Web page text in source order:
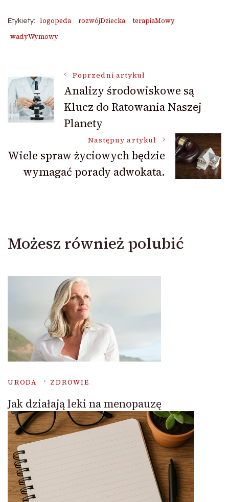
Etykiety: logopeda rozwójDziecka
terapiaMowy
wadyWymowy
Nawigacja
wpisu
Poprzedni artykuł
Analizy środowiskowe są
Klucz do Ratowania Naszej
Planety
Następny artykuł
Wiele spraw życiowych będzie
wymagać porady adwokata.
Możesz również polubić
URODA ZDROWIE
Jak działają leki na menopauzę